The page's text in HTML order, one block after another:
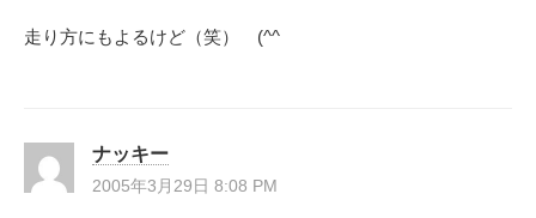
ョ
走り方にもよるけど（笑） (^^ゞ
ナッキー
2005年3月29日 8:08 PM